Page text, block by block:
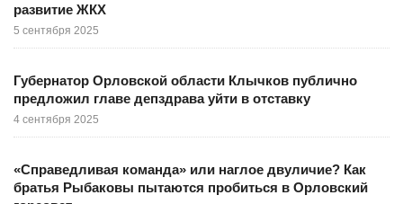
развитие ЖКХ
5 сентября 2025
Губернатор Орловской области Клычков публично
предложил главе депздрава уйти в отставку
4 сентября 2025
«Справедливая команда» или наглое двуличие? Как
братья Рыбаковы пытаются пробиться в Орловский